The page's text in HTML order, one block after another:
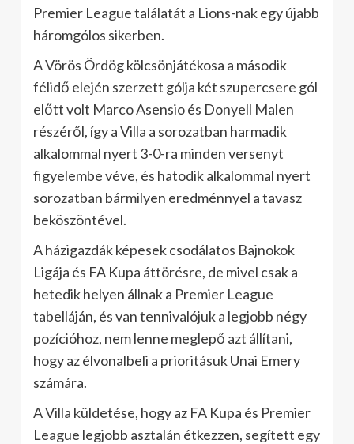
Premier League találatát a Lions-nak egy újabb
háromgólos sikerben.
A Vörös Ördög kölcsönjátékosa a második
félidő elején szerzett gólja két szupercsere gól
előtt volt Marco Asensio és Donyell Malen
részéről, így a Villa a sorozatban harmadik
alkalommal nyert 3-0-ra minden versenyt
figyelembe véve, és hatodik alkalommal nyert
sorozatban bármilyen eredménnyel a tavasz
beköszöntével.
A házigazdák képesek csodálatos Bajnokok
Ligája és FA Kupa áttörésre, de mivel csak a
hetedik helyen állnak a Premier League
tabelláján, és van tennivalójuk a legjobb négy
pozícióhoz, nem lenne meglepő azt állítani,
hogy az élvonalbeli a prioritásuk Unai Emery
számára.
A Villa küldetése, hogy az FA Kupa és Premier
League legjobb asztalán étkezzen, segített egy